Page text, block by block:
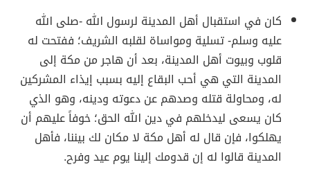
كان في استقبال أهل المدينة لرسول الله -صلى الله
عليه وسلم- تسلية ومواساة لقلبه الشريف؛ ففتحت له
قلوب وبيوت أهل المدينة، بعد أن هاجر من مكة إلى
المدينة التي هي أحب البقاع إليه بسبب إيذاء المشركين
له، ومحاولة قتله وصدهم عن دعوته ودينه، وهو الذي
كان يسعى ليدخلهم في دين الله الحق؛ خوفاً عليهم أن
يهلكوا، فإن قال له أهل مكة لا مكان لك بيننا، فأهل
المدينة قالوا له إن قدومك إلينا يوم عيد وفرح.